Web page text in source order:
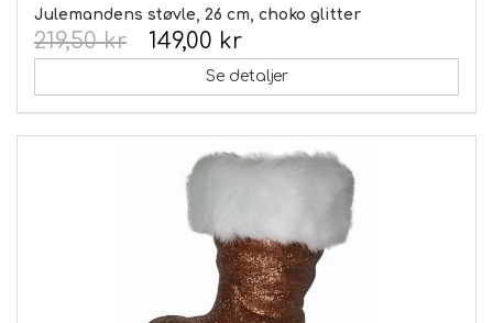
Julemandens støvle, 26 cm, choko glitter
149,00 kr
219,50 kr
Se detaljer